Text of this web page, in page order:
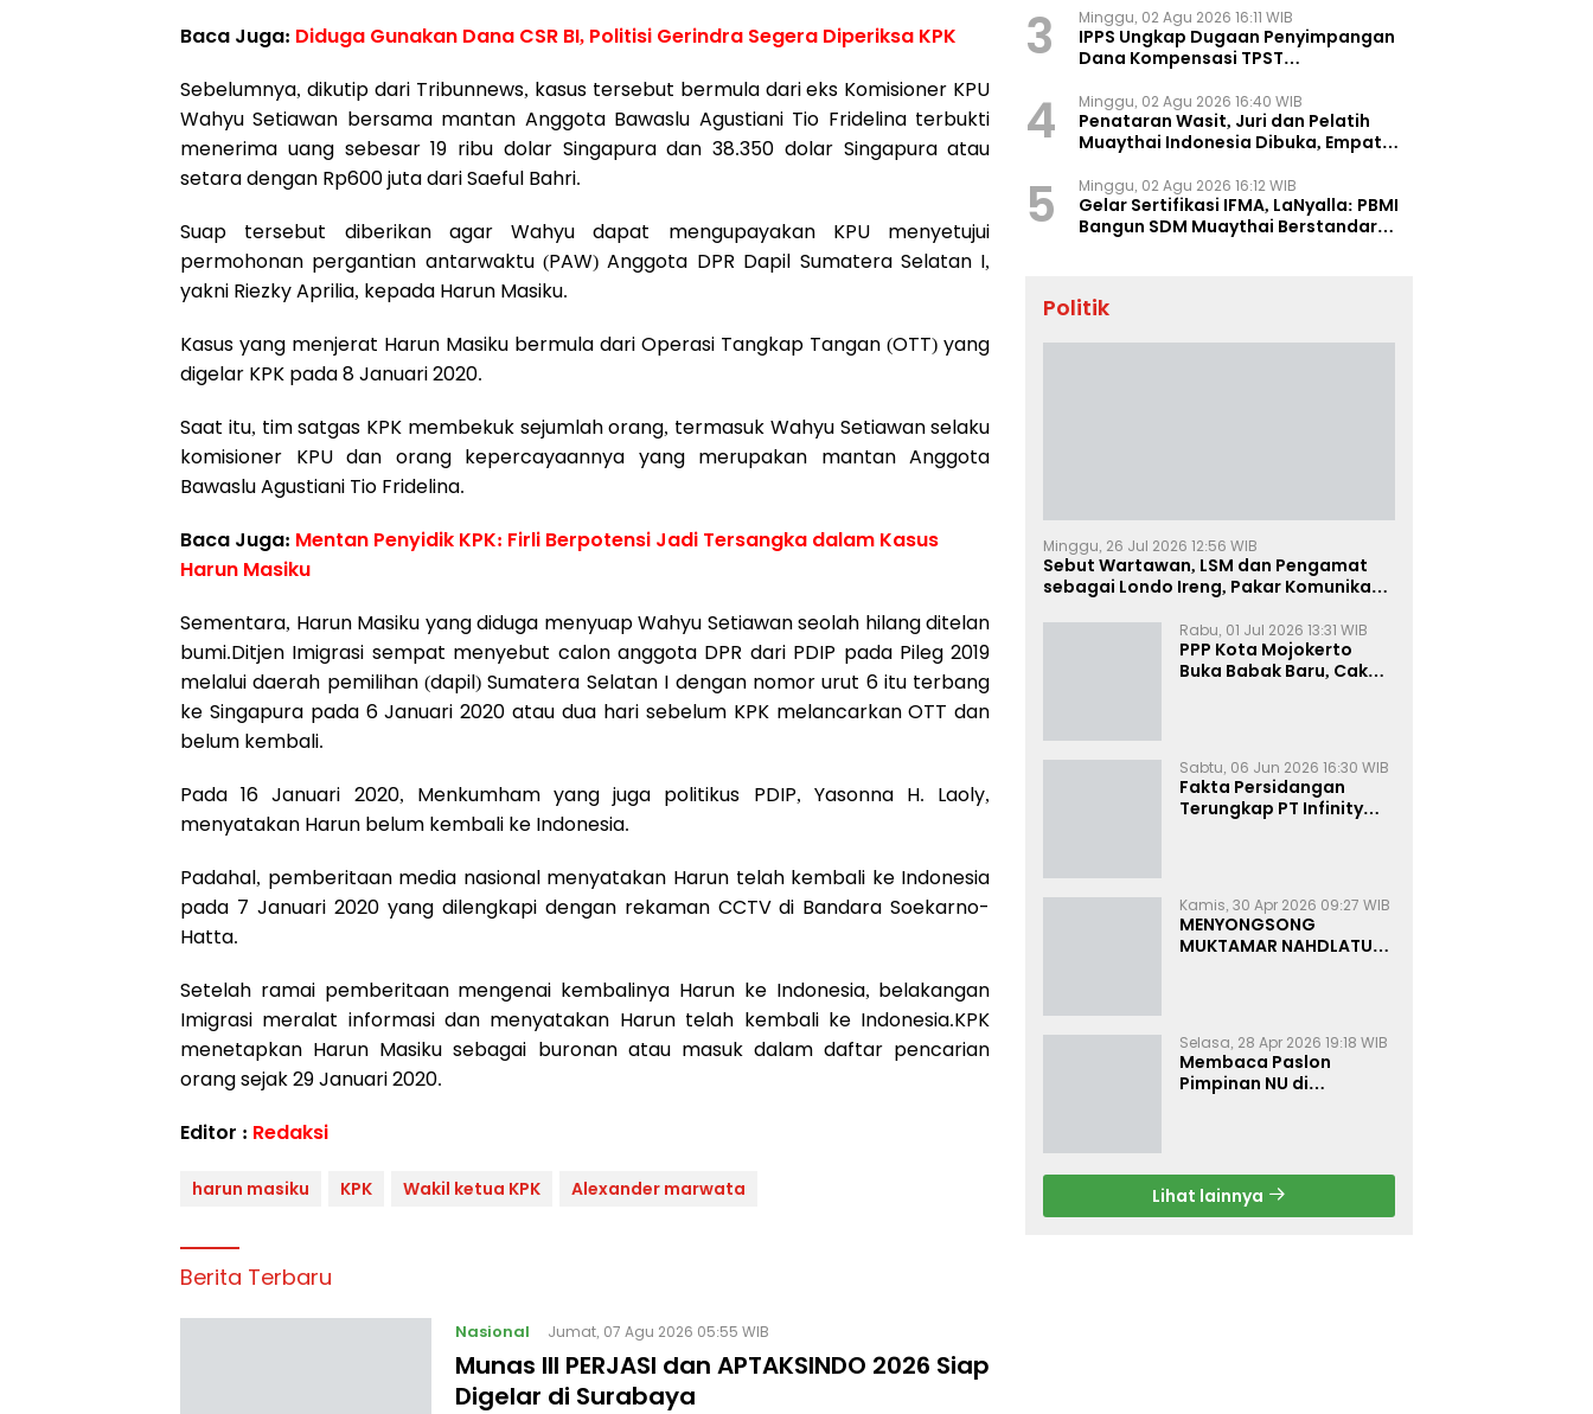
Baca Juga: Diduga Gunakan Dana CSR BI, Politisi Gerindra Segera Diperiksa KPK
Sebelumnya, dikutip dari Tribunnews, kasus tersebut bermula dari eks Komisioner KPU
Wahyu Setiawan bersama mantan Anggota Bawaslu Agustiani Tio Fridelina terbukti
menerima uang sebesar 19 ribu dolar Singapura dan 38.350 dolar Singapura atau
setara dengan Rp600 juta dari Saeful Bahri.
Suap tersebut diberikan agar Wahyu dapat mengupayakan KPU menyetujui
permohonan pergantian antarwaktu (PAW) Anggota DPR Dapil Sumatera Selatan I,
yakni Riezky Aprilia, kepada Harun Masiku.
Kasus yang menjerat Harun Masiku bermula dari Operasi Tangkap Tangan (OTT) yang
digelar KPK pada 8 Januari 2020.
Saat itu, tim satgas KPK membekuk sejumlah orang, termasuk Wahyu Setiawan selaku
komisioner KPU dan orang kepercayaannya yang merupakan mantan Anggota
Bawaslu Agustiani Tio Fridelina.
Baca Juga: Mentan Penyidik KPK: Firli Berpotensi Jadi Tersangka dalam Kasus
Harun Masiku
Sementara, Harun Masiku yang diduga menyuap Wahyu Setiawan seolah hilang ditelan
bumi.Ditjen Imigrasi sempat menyebut calon anggota DPR dari PDIP pada Pileg 2019
melalui daerah pemilihan (dapil) Sumatera Selatan I dengan nomor urut 6 itu terbang
ke Singapura pada 6 Januari 2020 atau dua hari sebelum KPK melancarkan OTT dan
belum kembali.
Pada 16 Januari 2020, Menkumham yang juga politikus PDIP, Yasonna H. Laoly,
menyatakan Harun belum kembali ke Indonesia.
Padahal, pemberitaan media nasional menyatakan Harun telah kembali ke Indonesia
pada 7 Januari 2020 yang dilengkapi dengan rekaman CCTV di Bandara Soekarno-
Hatta.
Setelah ramai pemberitaan mengenai kembalinya Harun ke Indonesia, belakangan
Imigrasi meralat informasi dan menyatakan Harun telah kembali ke Indonesia.KPK
menetapkan Harun Masiku sebagai buronan atau masuk dalam daftar pencarian
orang sejak 29 Januari 2020.
Editor : Redaksi
harun masiku KPK Wakil ketua KPK Alexander marwata
Berita Terbaru
Nasional Jumat, 07 Agu 2026 05:55 WIB
Munas III PERJASI dan APTAKSINDO 2026 Siap
Digelar di Surabaya
3 Minggu, 02 Agu 2026 16:11 WIB
IPPS Ungkap Dugaan Penyimpangan
Dana Kompensasi TPST
4 Minggu, 02 Agu 2026 16:40 WIB
Penataran Wasit, Juri dan Pelatih
Muaythai Indonesia Dibuka, Empat
5 Minggu, 02 Agu 2026 16:12 WIB
Gelar Sertifikasi IFMA, LaNyalla: PBMI
Bangun SDM Muaythai Berstandar
Politik
Minggu, 26 Jul 2026 12:56 WIB
Sebut Wartawan, LSM dan Pengamat
sebagai Londo Ireng, Pakar Komunikasi:
Rabu, 01 Jul 2026 13:31 WIB
PPP Kota Mojokerto
Buka Babak Baru, Cak
Sabtu, 06 Jun 2026 16:30 WIB
Fakta Persidangan
Terungkap PT Infinity
Kamis, 30 Apr 2026 09:27 WIB
MENYONGSONG
MUKTAMAR NAHDLATUL
Selasa, 28 Apr 2026 19:18 WIB
Membaca Paslon
Pimpinan NU di
Lihat lainnya